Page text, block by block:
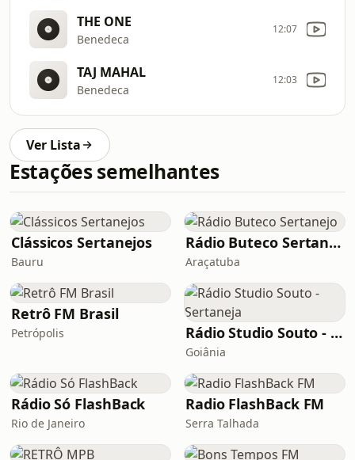
THE ONE
Benedeca
12:07
TAJ MAHAL
Benedeca
12:03
Ver Lista
Estações semelhantes
Clássicos Sertanejos
Bauru
Rádio Buteco Sertanejo
Araçatuba
Retrô FM Brasil
Petrópolis Rádio Studio Souto - Sertaneja
Goiânia
Rádio Só FlashBack
Rio de Janeiro
Radio FlashBack FM
Serra Talhada